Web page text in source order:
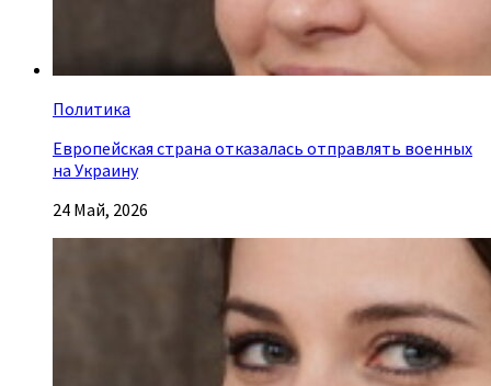
Политика
Европейская страна отказалась отправлять военных
на Украину
24 Май, 2026